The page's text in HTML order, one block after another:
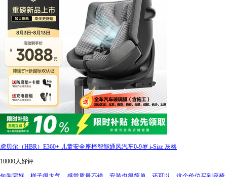
虎贝尔（HBR）E360+ 儿童安全座椅智能通风汽车0-9岁 i-Size 灰格
10000人好评